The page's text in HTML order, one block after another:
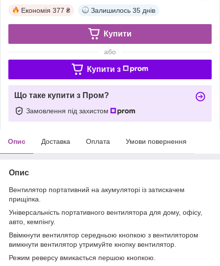
Економія 377 ₴ Залишилось 35 днів
Купити
або
Купити з
Що таке купити з Пром?
Замовлення під захистом
Опис Доставка Оплата Умови повернення
Опис
Вентилятор портативний на акумуляторі із затискачем
прищіпка.
Універсальність портативного вентилятора для дому, офісу,
авто, кемпінгу.
Ввімкнути вентилятор середньою кнопкою з вентилятором
вимкнути вентилятор утримуйте кнопку вентилятор.
Режим реверсу вмикається першою кнопкою.